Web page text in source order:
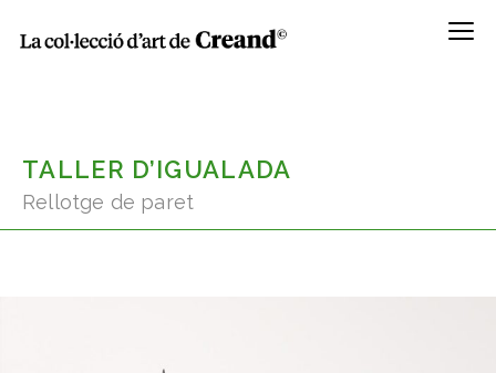
Menú
TALLER D’IGUALADA
Rellotge de paret